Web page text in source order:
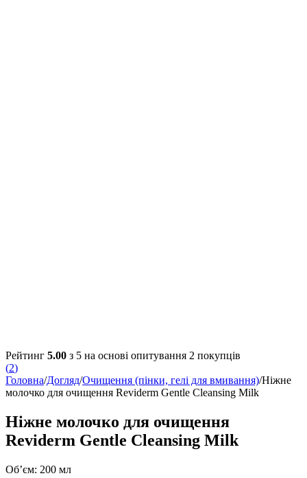
Рейтинг 5.00 з 5 на основі опитування 2 покупців
(2)
Головна/Догляд/Очищення (пінки, гелі для вмивання)/Ніжне
молочко для очищення Reviderm Gentle Cleansing Milk
Ніжне молочко для очищення
Reviderm Gentle Cleansing Milk
Об’єм: 200 мл